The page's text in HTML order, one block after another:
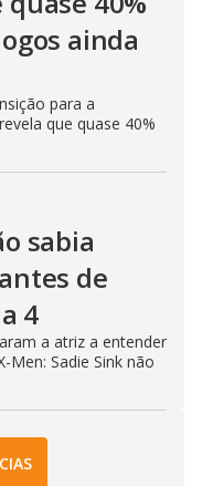
ainda
para a
que quase 40%
sabia
de
4
a atriz a entender
Sadie Sink não